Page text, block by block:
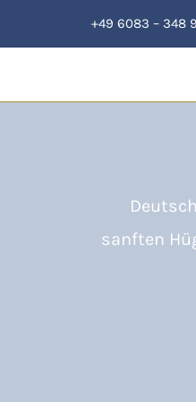
Inhalt
+49 6083 – 348
sanften